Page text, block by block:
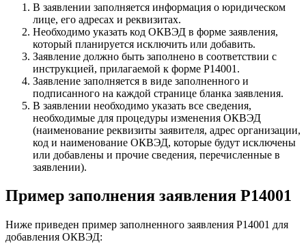
В заявлении заполняется информация о юридическом
лице, его адресах и реквизитах.
Необходимо указать код ОКВЭД в форме заявления,
который планируется исключить или добавить.
Заявление должно быть заполнено в соответствии с
инструкцией, прилагаемой к форме Р14001.
Заявление заполняется в виде заполненного и
подписанного на каждой странице бланка заявления.
В заявлении необходимо указать все сведения,
необходимые для процедуры изменения ОКВЭД
(наименование реквизиты заявителя, адрес организации,
код и наименование ОКВЭД, которые будут исключены
или добавлены и прочие сведения, перечисленные в
заявлении).
Пример заполнения заявления Р14001
Ниже приведен пример заполненного заявления Р14001 для
добавления ОКВЭД: